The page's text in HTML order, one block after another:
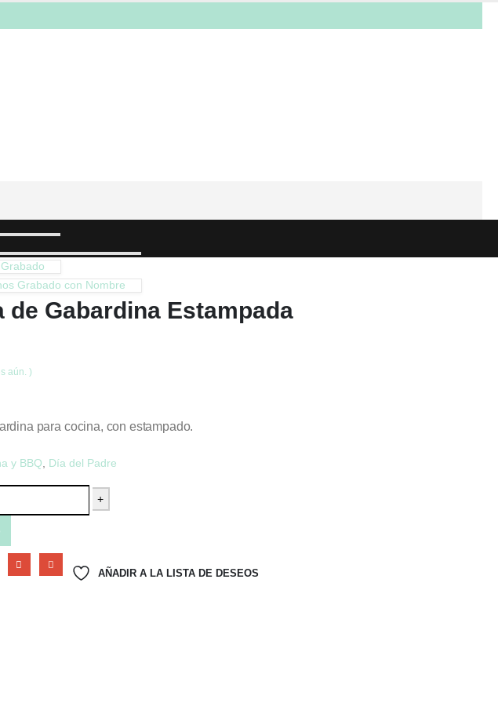
Grabado con Nombre
de Gabardina Estampada
aún. )
para cocina, con estampado.
y BBQ Día del Padre
+
AÑADIR A LA LISTA DE DESEOS